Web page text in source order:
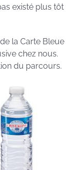
existé plus tôt
la Carte Bleue
chez nous.
du parcours.